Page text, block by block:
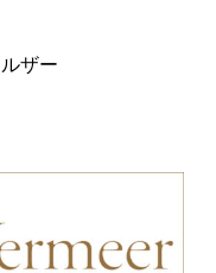
ザー